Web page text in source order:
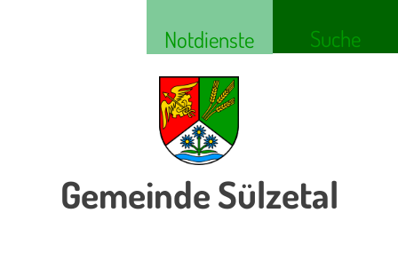
Notdienste Suche
Gemeinde Sülzetal